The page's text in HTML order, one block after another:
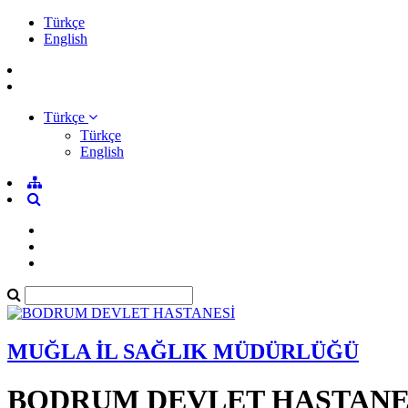
Türkçe
English
Türkçe
Türkçe
English
MUĞLA İL SAĞLIK MÜDÜRLÜĞÜ
BODRUM DEVLET